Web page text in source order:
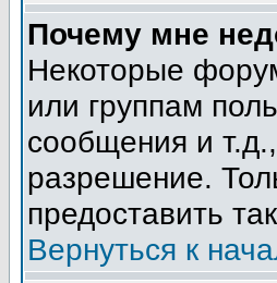
Почему мне
Некоторые
или группам
сообщения и
разрешение.
предоставить
Вернуться к